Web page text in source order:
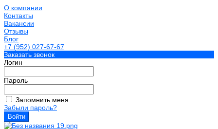
О компании
Контакты
Вакансии
Отзывы
Блог
+7 (952) 027-67-67
Заказать звонок
Логин
Пароль
Запомнить меня
Забыли пароль?